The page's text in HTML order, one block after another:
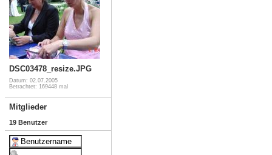
DSC03478_resize.JPG
Datum: 02.07.2005
Betrachtet: 169448 mal
Mitglieder
19 Benutzer